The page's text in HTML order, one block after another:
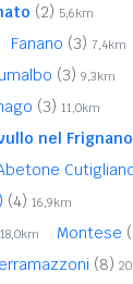
(2) 5,6km
Fanano (3) 7,4km
(3) 9,3km
(3) 11,0km
nel Frignano
(4) 16,9km
18,0km Montese
(8)